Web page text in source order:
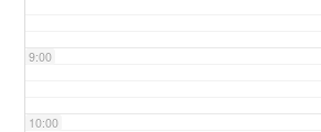
9:00
10:00